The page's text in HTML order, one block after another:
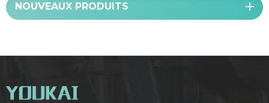
NOUVEAUX PRODUITS